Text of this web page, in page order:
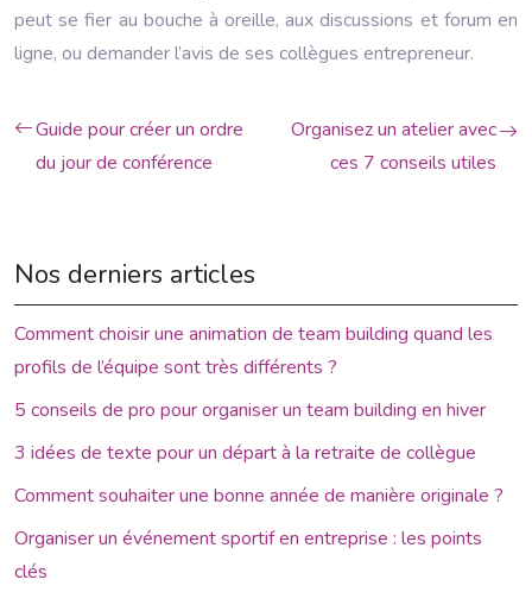
peut se fier au bouche à oreille, aux discussions et forum en
ligne, ou demander l’avis de ses collègues entrepreneur.
Guide pour créer un ordre
du jour de conférence
Organisez un atelier avec
ces 7 conseils utiles
Nos derniers articles
Comment choisir une animation de team building quand les
profils de l’équipe sont très différents ?
5 conseils de pro pour organiser un team building en hiver
3 idées de texte pour un départ à la retraite de collègue
Comment souhaiter une bonne année de manière originale ?
Organiser un événement sportif en entreprise : les points
clés